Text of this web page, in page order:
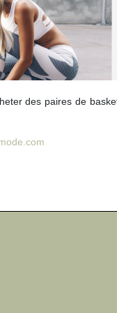
des paires de